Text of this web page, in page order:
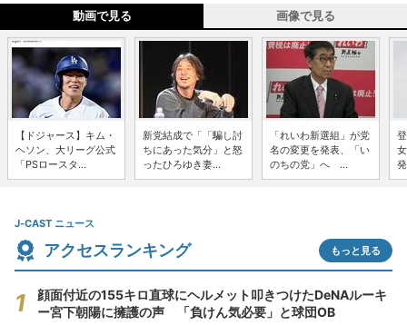
動画で見る 画像で見る
【ドジャース】キム・
ヘソン、大リーグ公式
「PSロースタ...
新党結成で「「騙し討
ちにあった気分」と怒
ったひろゆき妻...
「れいわ新選組」が党
名の変更を発表、「い
のちの党」へ ...
J-CAST ニュース
アクセスランキング もっと見る
顔面付近の155キロ直球にヘルメット叩きつけたDeNAルーキ
ー宮下朝陽に擁護の声 「負けん気必要」と球団OB